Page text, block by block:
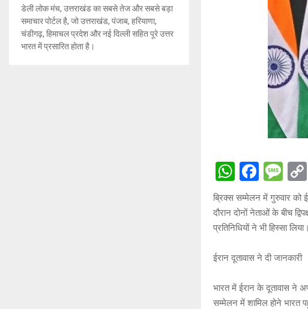
W
h
at
s
p
p
F
a
ce
b
o
o
k
M
es
s
a
e
ब्रिक्स सम्मेलन में गुरुवार को
दौरान दोनों नेताओं के बीच
प्रतिनिधियों ने भी हिस्सा लिया।
ईरान दूतावास ने दी जानकारी
भारत में ईरान के दूतावास ने
सम्मेलन में शामिल होने भारत
डेली लोक मंच, उत्तराखंड का सबसे तेज और सबसे बड़ा
समाचार पोर्टल है, जो उत्तराखंड, पंजाब, हरियाणा,
चंडीगढ़, हिमाचल प्रदेश और नई दिल्ली सहित पूरे उत्तर
भारत में प्रसारित होता है।